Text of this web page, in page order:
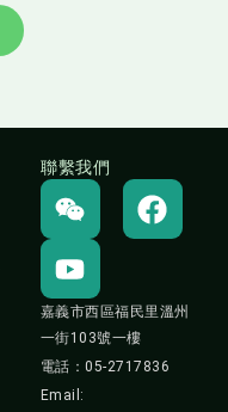
聯繫我們
W
e
i
x
i
n
F
a
b
o
Y
o
u
t
u
b
e
嘉義市西區福民里溫州
一街103號一樓
電話：05-2717836
Email: